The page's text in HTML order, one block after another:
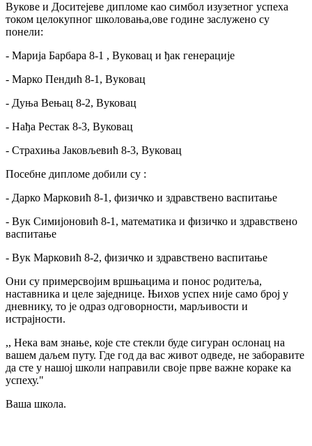
Вукове и Доситејеве дипломе као симбол изузетног успеха
током целокупног школовања,ове године заслужено су
понели:
- Марија Барбара 8-1 , Вуковац и ђак генерације
- Марко Пендић 8-1, Вуковац
- Дуња Вењац 8-2, Вуковац
- Нађа Рестак 8-3, Вуковац
- Страхиња Јаковљевић 8-3, Вуковац
Посебне дипломе добили су :
- Дарко Марковић 8-1, физичко и здравствено васпитање
- Вук Симијоновић 8-1, математика и физичко и здравствено
васпитање
- Вук Марковић 8-2, физичко и здравствено васпитање
Они су примерсвојим вршњацима и понос родитеља,
наставника и целе заједнице. Њихов успех није само број у
дневнику, то је одраз одговорности, марљивости и
истрајности.
,, Нека вам знање, које сте стекли буде сигуран ослонац на
вашем даљем путу. Где год да вас живот одведе, не заборавите
да сте у нашој школи направили своје прве важне кораке ка
успеху."
Ваша школа.